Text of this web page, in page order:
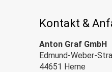
Kontakt &
Anton Graf GmbH
Edmund-Weber-
44651 Herne